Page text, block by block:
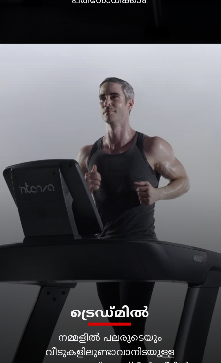
നമ്മളിൽ പലരുടെയും
വീടുകളിലുണ്ടാവാനിടയുള്ള
ട്രെഡ്മിൽ